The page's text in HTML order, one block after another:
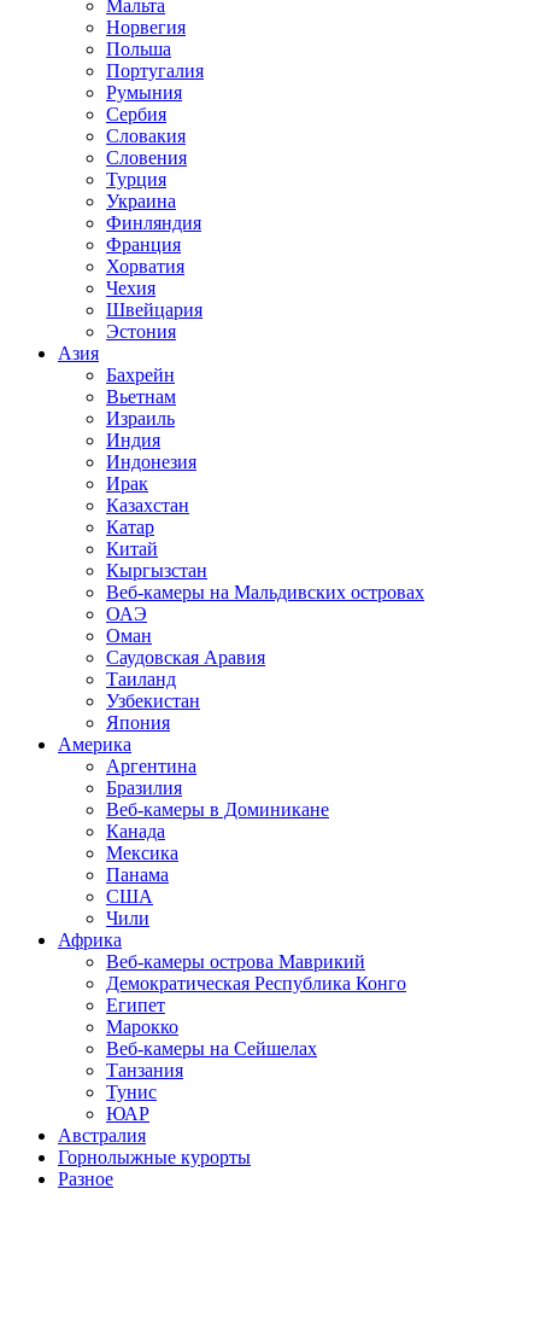
Мальта
Норвегия
Польша
Португалия
Румыния
Сербия
Словакия
Словения
Турция
Украина
Финляндия
Франция
Хорватия
Чехия
Швейцария
Эстония
Азия
Бахрейн
Вьетнам
Израиль
Индия
Индонезия
Ирак
Казахстан
Катар
Китай
Кыргызстан
Веб-камеры на Мальдивских островах
ОАЭ
Оман
Саудовская Аравия
Таиланд
Узбекистан
Япония
Америка
Аргентина
Бразилия
Веб-камеры в Доминикане
Канада
Мексика
Панама
США
Чили
Африка
Веб-камеры острова Маврикий
Демократическая Республика Конго
Египет
Марокко
Веб-камеры на Сейшелах
Танзания
Тунис
ЮАР
Австралия
Горнолыжные курорты
Разное